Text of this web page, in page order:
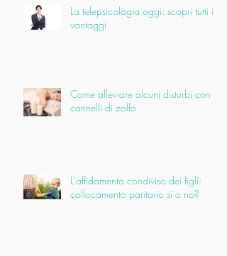
La telepsicologia oggi: scopri tutti i
vantaggi
Come alleviare alcuni disturbi con i
cannelli di zolfo
L'affidamento condiviso dei figli:
collocamento paritario sì o no?